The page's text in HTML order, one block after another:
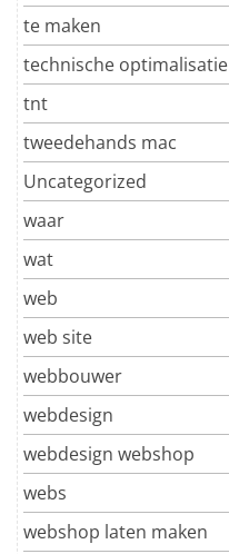
te maken
technische optimalisatie
tnt
tweedehands mac
Uncategorized
waar
wat
web
web site
webbouwer
webdesign
webdesign webshop
webs
webshop laten maken